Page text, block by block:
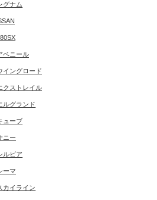
グナム
ベニール
イングロード
クストレイル
ルグランド
ューブ
ニー
ルビア
ーマ
カイライン